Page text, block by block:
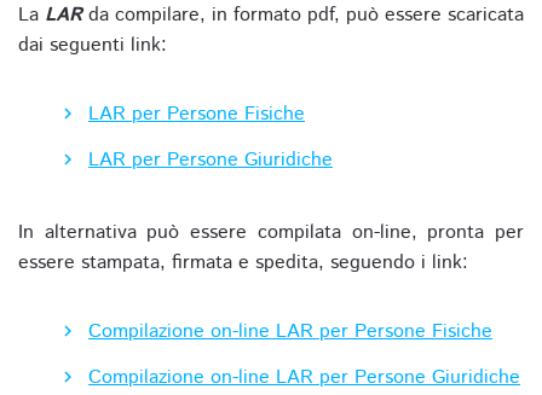
La LARda compilare, in formato pdf, può essere scaricata
dai seguenti link:
LAR per Persone Fisiche
LAR per Persone Giuridiche
In alternativa può essere compilata on-line, pronta per
essere stampata, firmata e spedita, seguendo i link:
Compilazione on-line LAR per Persone Fisiche
Compilazione on-line LAR per Persone Giuridiche